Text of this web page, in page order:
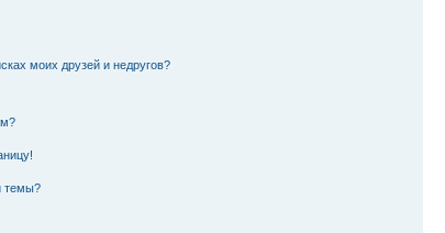
моих друзей и недругов?
темы?